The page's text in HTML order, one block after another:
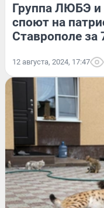
Группа ЛЮБЭ и
споют на
Ставрополе за
12 августа, 2024, 17:47